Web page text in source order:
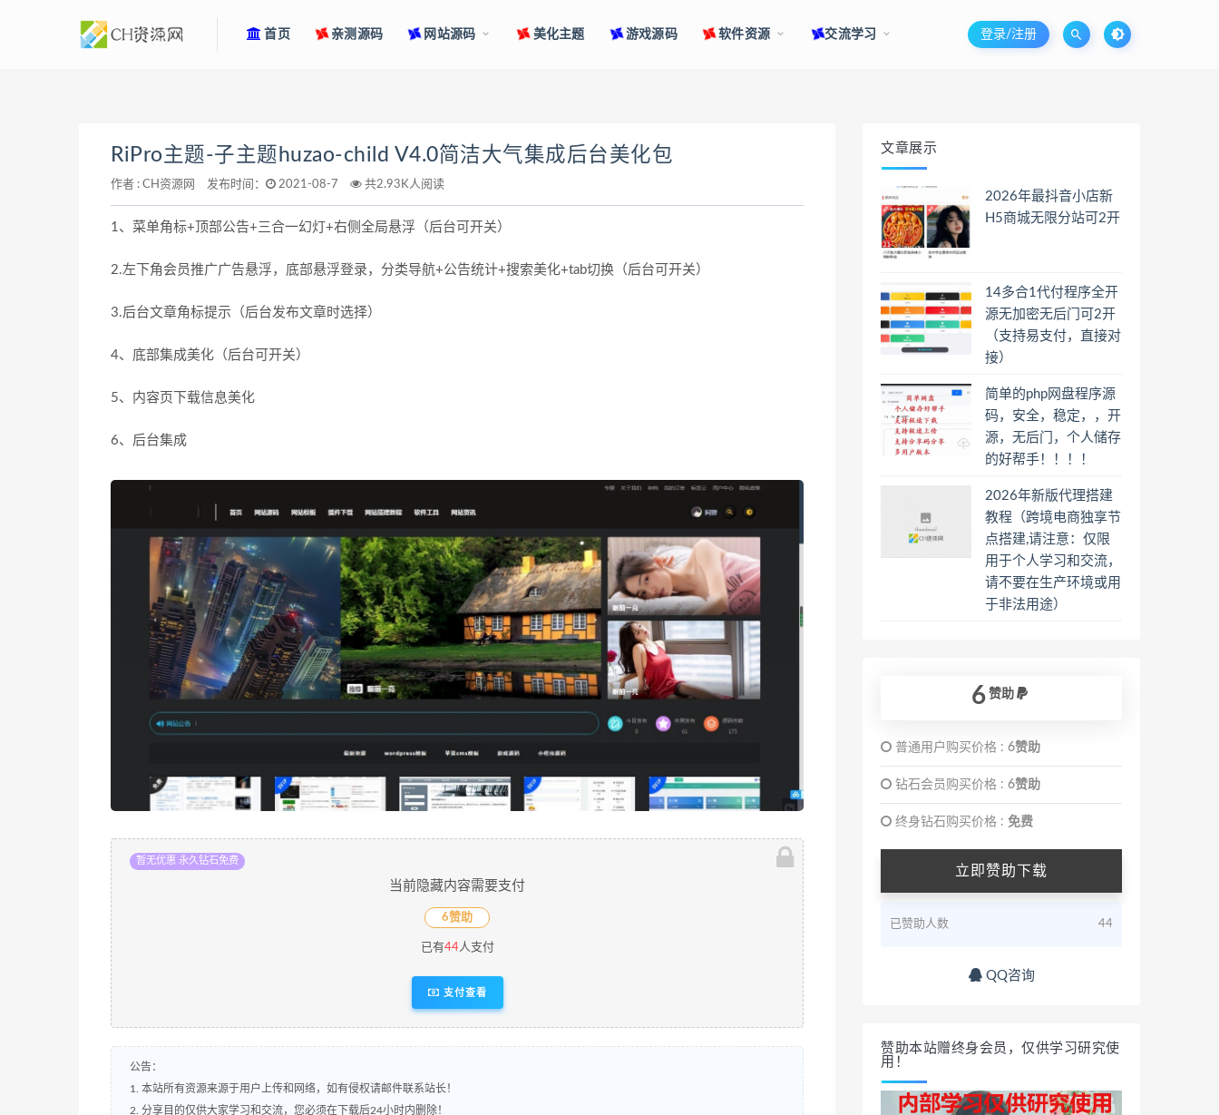
首页 亲测源码 网站源码 美化主题 游戏源码 软件资源 交流学习 登录/注册
RiPro主题-子主题huzao-child V4.0简洁大气集成后台美化包
作者 : CH资源网 发布时间： 2021-08-7 共2.93K人阅读
1、菜单角标+顶部公告+三合一幻灯+右侧全局悬浮（后台可开关）
2.左下角会员推广广告悬浮，底部悬浮登录，分类导航+公告统计+搜索美化+tab切换（后台可开关）
3.后台文章角标提示（后台发布文章时选择）
4、底部集成美化（后台可开关）
5、内容页下载信息美化
6、后台集成
暂无优惠 永久钻石免费
当前隐藏内容需要支付
6赞助
已有44人支付
支付查看
公告：
1. 本站所有资源来源于用户上传和网络，如有侵权请邮件联系站长！
2. 分享目的仅供大家学习和交流，您必须在下载后24小时内删除！
文章展示
2026年最抖音小店新
H5商城无限分站可2开
14多合1代付程序全开
源无加密无后门可2开
（支持易支付，直接对
接）
简单的php网盘程序源
码，安全，稳定，，开
源，无后门，个人储存
的好帮手！！！！
2026年新版代理搭建
教程（跨境电商独享节
点搭建,请注意：仅限
用于个人学习和交流，
请不要在生产环境或用
于非法用途）
6 赞助
普通用户购买价格 : 6赞助
钻石会员购买价格 : 6赞助
终身钻石购买价格 : 免费
立即赞助下载
已赞助人数 44
QQ咨询
赞助本站赠终身会员，仅供学习研究使
用！